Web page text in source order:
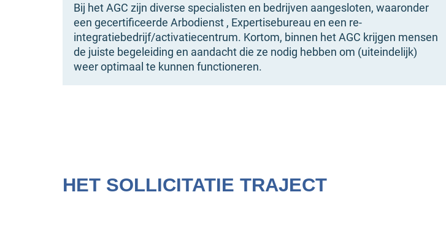
Bij het AGC zijn diverse specialisten en bedrijven aangesloten, waaronder
een gecertificeerde Arbodienst , Expertisebureau en een re-
integratiebedrijf/activatiecentrum. Kortom, binnen het AGC krijgen mensen
de juiste begeleiding en aandacht die ze nodig hebben om (uiteindelijk)
weer optimaal te kunnen functioneren.
HET SOLLICITATIE TRAJECT